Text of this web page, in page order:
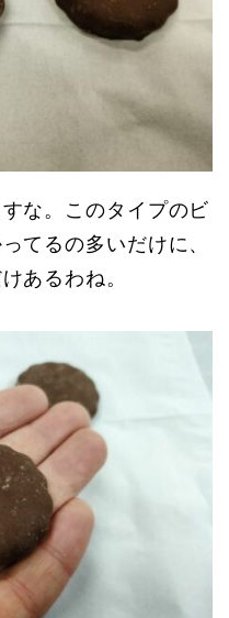
な。このタイプのビ
てるの多いだけに、
あるわね。